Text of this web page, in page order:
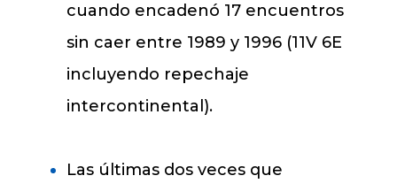
cuando encadenó 17 encuentros
sin caer entre 1989 y 1996 (11V 6E
incluyendo repechaje
intercontinental).
Las últimas dos veces que